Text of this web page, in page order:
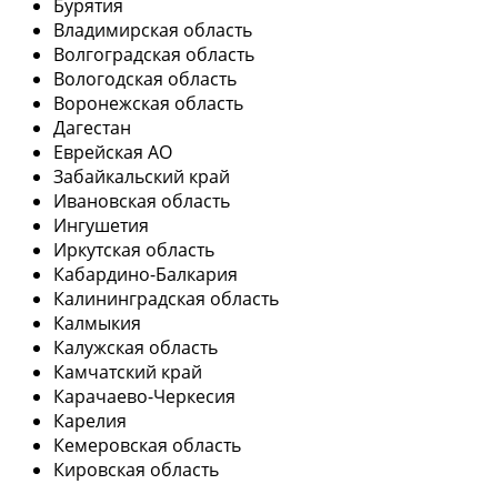
Бурятия
Владимирская область
Волгоградская область
Вологодская область
Воронежская область
Дагестан
Еврейская АО
Забайкальский край
Ивановская область
Ингушетия
Иркутская область
Кабардино-Балкария
Калининградская область
Калмыкия
Калужская область
Камчатский край
Карачаево-Черкесия
Карелия
Кемеровская область
Кировская область